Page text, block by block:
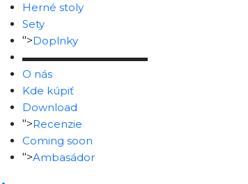
Herné stoly
Sety
">Doplnky
▬▬▬▬▬▬▬▬▬▬▬▬
O nás
Kde kúpiť
Download
">Recenzie
Coming soon
">Ambasádor